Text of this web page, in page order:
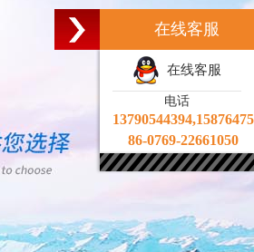
在线客服
在线客服
电话
86-0769-22661050